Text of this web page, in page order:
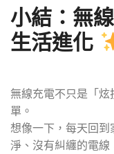
小結：無
生活進化
無線充電不只是「
單。
想像一下，每天回
淨、沒有糾纏的電線